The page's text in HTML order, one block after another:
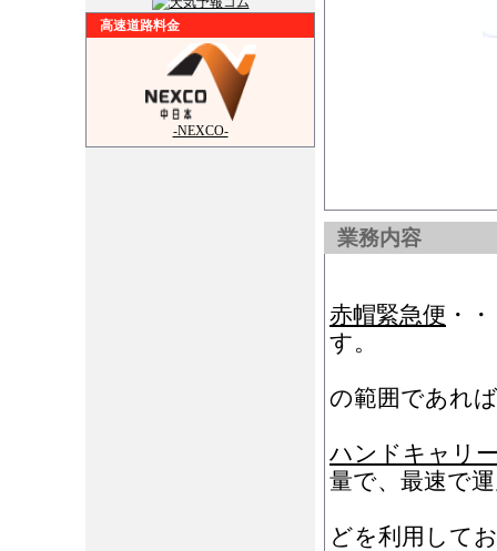
高速道路料金
-NEXCO-
業務内容
赤帽緊急便 ・
す。
の範囲であれ
ハンドキャリ
量で、最速で
どを利用して